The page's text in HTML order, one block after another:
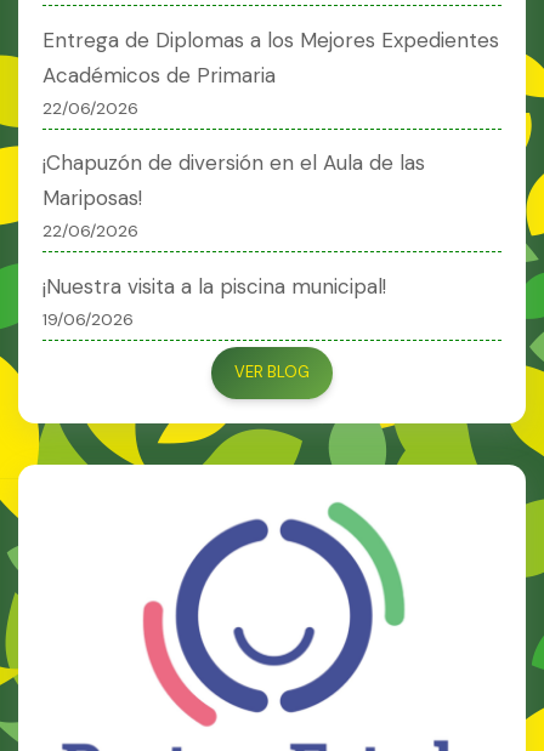
Entrega de Diplomas a los Mejores Expedientes
Académicos de Primaria
22/06/2026
¡Chapuzón de diversión en el Aula de las
Mariposas!
22/06/2026
¡Nuestra visita a la piscina municipal!
19/06/2026
VER BLOG